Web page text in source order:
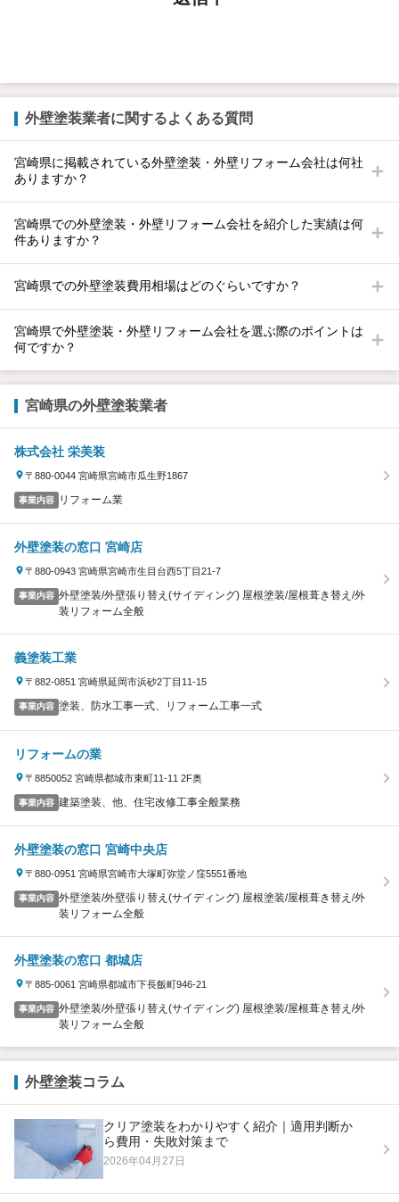
外壁塗装業者に関するよくある質問
宮崎県に掲載されている外壁塗装・外壁リフォーム会社は何社
ありますか？
宮崎県での外壁塗装・外壁リフォーム会社を紹介した実績は何
件ありますか？
宮崎県での外壁塗装費用相場はどのぐらいですか？
宮崎県で外壁塗装・外壁リフォーム会社を選ぶ際のポイントは
何ですか？
宮崎県の外壁塗装業者
株式会社 栄美装
〒880-0044 宮崎県宮崎市瓜生野1867
事業内容 リフォーム業
外壁塗装の窓口 宮崎店
〒880-0943 宮崎県宮崎市生目台西5丁目21-7
事業内容 外壁塗装/外壁張り替え(サイディング) 屋根塗装/屋根葺き替え/外
装リフォーム全般
義塗装工業
〒882-0851 宮崎県延岡市浜砂2丁目11-15
事業内容 塗装、防水工事一式、リフォーム工事一式
リフォームの業
〒8850052 宮崎県都城市東町11-11 2F奥
事業内容 建築塗装、他、住宅改修工事全般業務
外壁塗装の窓口 宮崎中央店
〒880-0951 宮崎県宮崎市大塚町弥堂ノ窪5551番地
事業内容 外壁塗装/外壁張り替え(サイディング) 屋根塗装/屋根葺き替え/外
装リフォーム全般
外壁塗装の窓口 都城店
〒885-0061 宮崎県都城市下長飯町946-21
事業内容 外壁塗装/外壁張り替え(サイディング) 屋根塗装/屋根葺き替え/外
装リフォーム全般
外壁塗装コラム
クリア塗装をわかりやすく紹介｜適用判断か
ら費用・失敗対策まで
2026年04月27日